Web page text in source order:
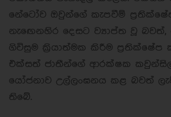
නේටෝව ඔවුන්ගේ කැපවීම්
නැඟෙනහිර දෙසට ව්‍යාප්ත වූ
ගිවිසුම ක්‍රියාත්මක කිරීම ප්‍රතික්ෂේප
එක්සත් ජාතීන්ගේ ආරක්ෂක කවුන්සිලයේ
යෝජනාව උල්ලංඝනය කළ බවත්
තිබේ.